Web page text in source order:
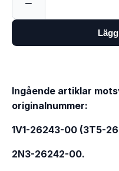
−
Ingående artiklar
originalnummer:
1V1-26243-00 (3T5-
2N3-26242-00.